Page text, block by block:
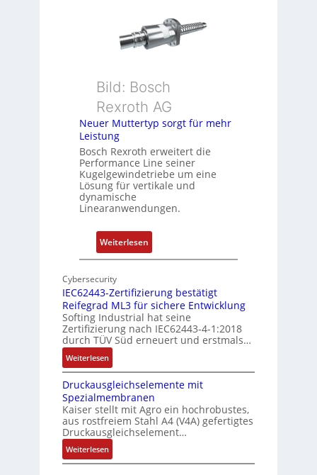
n
P
ii
o
m
s
u
n
g
n
d
Z
u
t
a
n
d
b
e
r
w
a
h
h
g
e
k
m
b
i
i
r
t
s
i
t
i
n
s
m
e
s
u
Bild: Bosch
Rexroth AG
Neuer Muttertyp sorgt für mehr
Leistung
Bosch Rexroth erweitert die
Performance Line seiner
Kugelgewindetriebe um eine
Lösung für vertikale und
dynamische
Linearanwendungen.
Weiterlesen:
N
e
r
M
u
t
e
r
t
y
s
Cybersecurity
IEC62443-Zertifizierung bestätigt
Reifegrad ML3 für sichere Entwicklung
Softing Industrial hat seine
Zertifizierung nach IEC62443-4-1:2018
durch TÜV Süd erneuert und erstmals…
Weiterlesen:
I
E
C
6
2
4
4
3
Druckausgleichselemente mit
Spezialmembranen
Kaiser stellt mit Agro ein hochrobustes,
aus rostfreiem Stahl A4 (V4A) gefertigtes
Druckausgleichselement…
Weiterlesen:
D